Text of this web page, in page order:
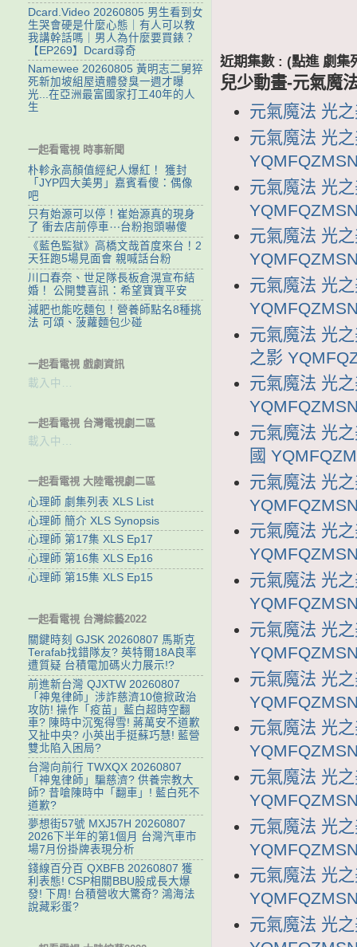
近期集數 : (點進 劇集
兒少動畫-元氣魔
元氣魔法 光
元氣魔法 光
元氣魔法 光
元氣魔法 光
元氣魔法 光
元氣魔法 光
之影
元氣魔法 光
元氣魔法 光
國
元氣魔法 光
元氣魔法 光
元氣魔法 光
元氣魔法 光
元氣魔法 光
元氣魔法 光
元氣魔法 光
元氣魔法 光
元氣魔法 光
元氣魔法 光
Dcard.Video 20260805 男生看到女
生哭會硬是什麼心態｜有人可以教
我講幹話嗎｜男人為什麼要買錶？
【EP269】Dcard尋奇
Namewee 20260805 黃明志二舅猝
死新加坡組屋遺體發臭一週才曝
光...在亞洲最富國家打工40年的人
生
一起看電視 時事新聞
朴軫永高顏值經紀人爆紅！ 獲封
「JYP四大美男」嘉賓看傻：偶像
吧
只有始源可以停！崔始源真的現身
了 衝去店前停車⋯台粉抱頭嚇傻
《藍色監獄》高橋文哉首度來台！2
天狂跑5場見面會 親喊話台粉
川口春奈、世足隊長板倉滉宣布結
婚！ 公開雙喜訊：希望寶寶平安
減肥也能吃麵包！營養師點名8種挑
法 可頌、菠蘿麵包少碰
一起看電視 戲劇資訊
載入中…
一起看電視 台灣電視劇二區
載入中…
一起看電視 大陸電視劇二區
心理師 劇集列表 XLS List
心理師 簡介 XLS Synopsis
心理師 第17集 XLS Ep17
心理師 第16集 XLS Ep16
心理師 第15集 XLS Ep15
一起看電視 台灣綜藝2022
關鍵時刻 GJSK 20260807 馬斯克
Terafab找錯隊友? 英特爾18A良率
遭質疑 台積電加碼火力展示!?
前進新台灣 QJXTW 20260807
「神鬼律師」涉詐慈濟10億掀政治
攻防! 操作「疫苗」藍白超時空翻
車? 陳時中沉冤得雪! 蔣萬安不道歉
又扯中央? 小英出手挺蘇巧慧! 藍營
雙北陷入困局?
台灣向前行 TWXQX 20260807
「神鬼律師」騙慈濟? 供養宗教大
師? 昔嗆陳時中「翻車」! 藍白死不
道歉?
夢想街57號 MXJ57H 20260807
2026下半年的第1個月 台灣汽車市
場7月份掛牌表現分析
錢線百分百 QXBFB 20260807 獲
利表態! CSP相關BBU股成長大爆
發! 下周! 台積營收大驚奇? 鴻海法
說藏彩蛋?